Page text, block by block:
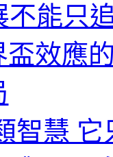
能只
效應
智慧